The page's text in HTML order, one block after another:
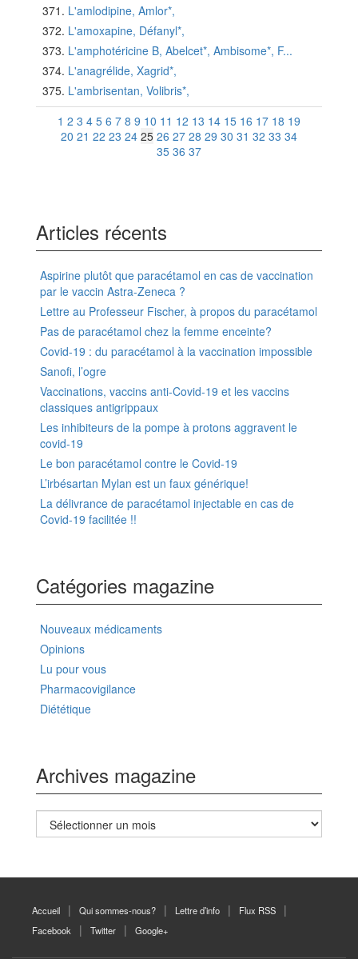
L'amlodipine, Amlor*,
L'amoxapine, Défanyl*,
L'amphotéricine B, Abelcet*, Ambisome*, F...
L'anagrélide, Xagrid*,
L'ambrisentan, Volibris*,
1 2 3 4 5 6 7 8 9 10 11 12 13 14 15 16 17 18 19
20 21 22 23 24 25 26 27 28 29 30 31 32 33 34
35 36 37
Articles récents
Aspirine plutôt que paracétamol en cas de vaccination
par le vaccin Astra-Zeneca ?
Lettre au Professeur Fischer, à propos du paracétamol
Pas de paracétamol chez la femme enceinte?
Covid-19 : du paracétamol à la vaccination impossible
Sanofi, l’ogre
Vaccinations, vaccins anti-Covid-19 et les vaccins
classiques antigrippaux
Les inhibiteurs de la pompe à protons aggravent le
covid-19
Le bon paracétamol contre le Covid-19
L’irbésartan Mylan est un faux générique!
La délivrance de paracétamol injectable en cas de
Covid-19 facilitée !!
Catégories magazine
Nouveaux médicaments
Opinions
Lu pour vous
Pharmacovigilance
Diététique
Archives magazine
Archives
magazine
Accueil Qui sommes-nous? Lettre d’info
Flux RSS
Facebook
Twitter Google+